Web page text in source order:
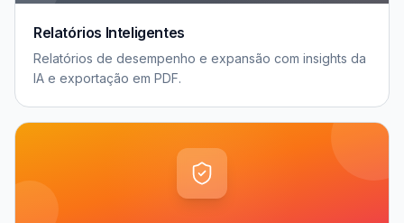
Relatórios Inteligentes
Relatórios de desempenho e expansão com insights da
IA e exportação em PDF.